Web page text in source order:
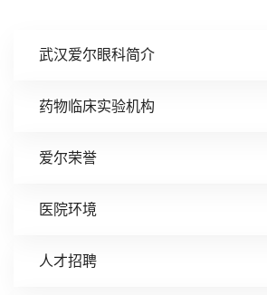
武汉爱尔眼科简介
药物临床实验机构
爱尔荣誉
医院环境
人才招聘